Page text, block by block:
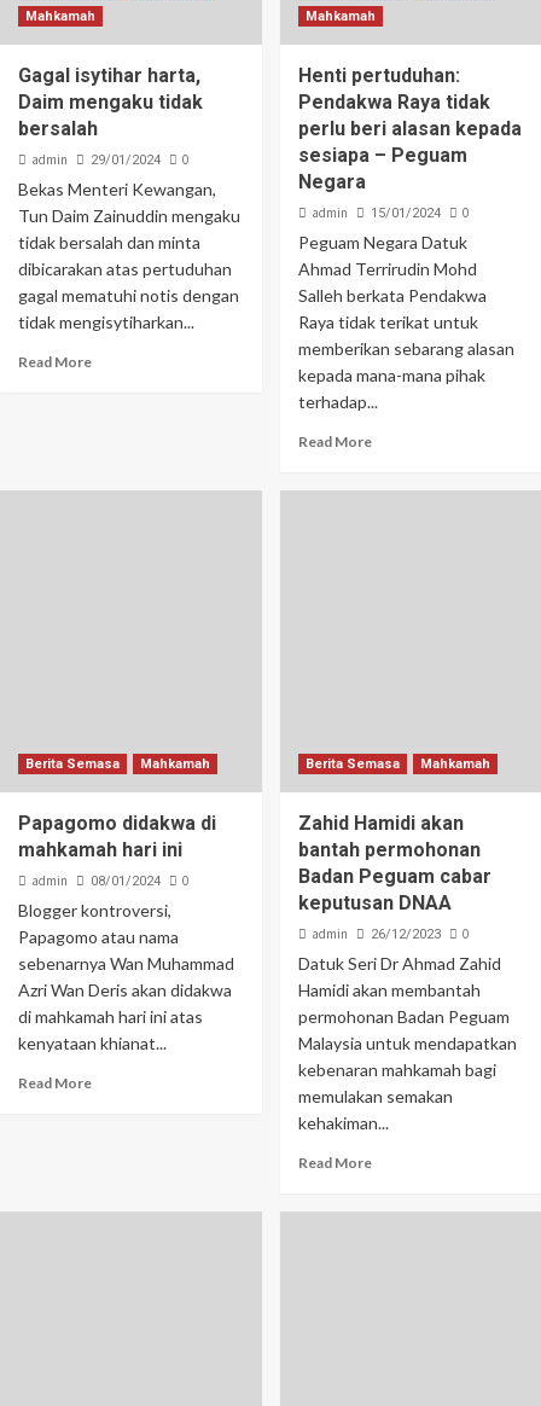
Mahkamah
Gagal isytihar harta,
Daim mengaku tidak
bersalah
admin 29/01/2024 0
Bekas Menteri Kewangan,
Tun Daim Zainuddin mengaku
tidak bersalah dan minta
dibicarakan atas pertuduhan
gagal mematuhi notis dengan
tidak mengisytiharkan...
Read More
Mahkamah
Henti pertuduhan:
Pendakwa Raya tidak
perlu beri alasan kepada
sesiapa – Peguam
Negara
admin 15/01/2024 0
Peguam Negara Datuk
Ahmad Terrirudin Mohd
Salleh berkata Pendakwa
Raya tidak terikat untuk
memberikan sebarang alasan
kepada mana-mana pihak
terhadap...
Read More
Berita Semasa Mahkamah
Papagomo didakwa di
mahkamah hari ini
admin 08/01/2024 0
Blogger kontroversi,
Papagomo atau nama
sebenarnya Wan Muhammad
Azri Wan Deris akan didakwa
di mahkamah hari ini atas
kenyataan khianat...
Read More
Berita Semasa Mahkamah
Zahid Hamidi akan
bantah permohonan
Badan Peguam cabar
keputusan DNAA
admin 26/12/2023 0
Datuk Seri Dr Ahmad Zahid
Hamidi akan membantah
permohonan Badan Peguam
Malaysia untuk mendapatkan
kebenaran mahkamah bagi
memulakan semakan
kehakiman...
Read More